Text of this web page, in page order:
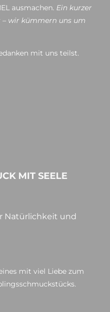
ausmachen. Ein kurzer
wir kümmern uns um
mit uns teilst.
MIT SEELE
Natürlichkeit und
mit viel Liebe zum